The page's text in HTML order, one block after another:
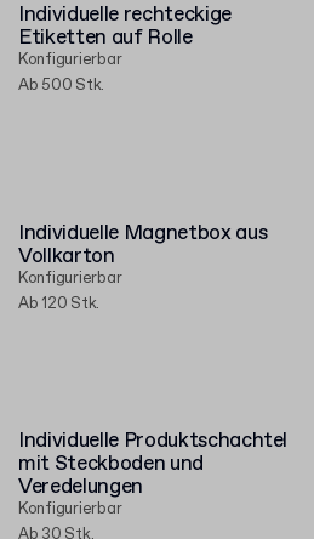
Individuelle rechteckige
Etiketten auf Rolle
Konfigurierbar
Ab 500 Stk.
Individuelle Magnetbox aus
Vollkarton
Konfigurierbar
Ab 120 Stk.
Individuelle Produktschachtel
mit Steckboden und
Veredelungen
Konfigurierbar
Ab 30 Stk.